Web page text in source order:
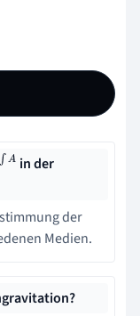
in der
der
Medien.